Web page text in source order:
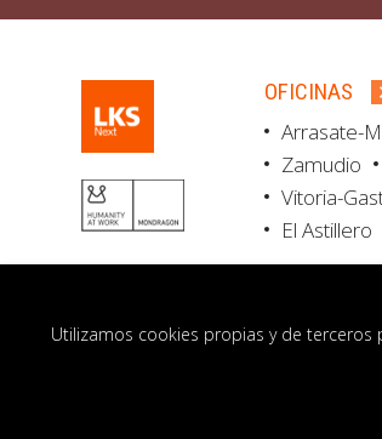
OFICINAS
Arrasate-
Zamudio
Vitoria-
El Astillero
Utilizamos cookies propias y de